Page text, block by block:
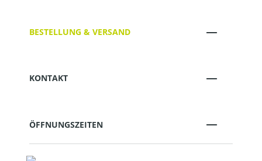
BESTELLUNG & VERSAND
KONTAKT
ÖFFNUNGSZEITEN